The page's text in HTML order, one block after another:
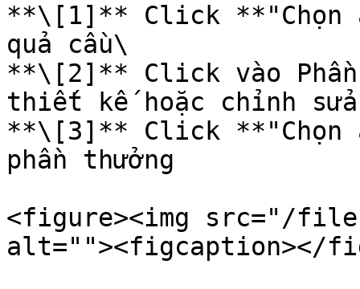
**\[1]** Click **"Chọn
quả cầu\
**\[2]** Click vào
thiết kế hoặc chỉnh
**\[3]** Click **"Chọn
phần thưởng
<figure><img src="/files/
alt=""><figcaption></